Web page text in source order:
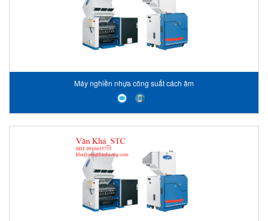
Máy nghiền nhựa công suất cách âm